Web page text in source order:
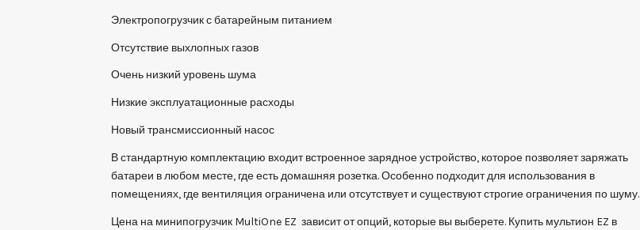
Электропогрузчик с батарейным питанием
Отсутствие выхлопных газов
Очень низкий уровень шума
Низкие эксплуатационные расходы
Новый трансмиссионный насос
В стандартную комплектацию входит встроенное зарядное устройство, которое позволяет заряжать
батареи в любом месте, где есть домашняя розетка. Особенно подходит для использования в
помещениях, где вентиляция ограничена или отсутствует и существуют строгие ограничения по шуму.
Цена на минипогрузчик MultiOne EZ зависит от опций, которые вы выберете. Купить мультион EZ в